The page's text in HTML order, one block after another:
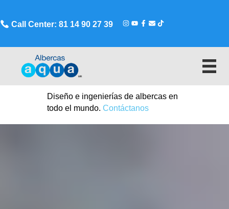
Call Center: 81 14 90 27 39
Diseño e ingenierías de albercas en
todo el mundo. Contáctanos